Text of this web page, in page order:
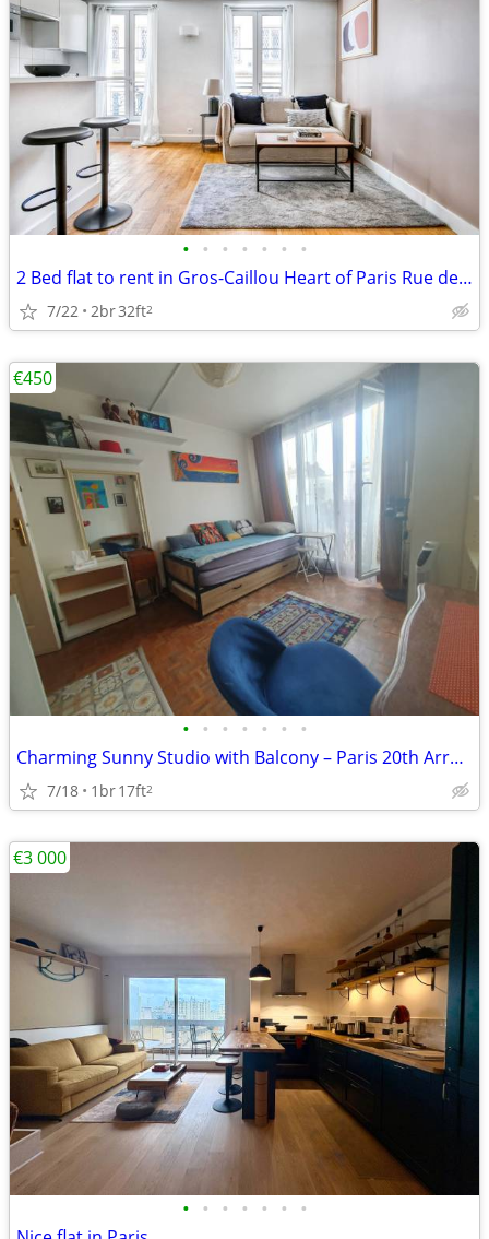
• • • • • • •
2 Bed flat to rent in Gros-Caillou Heart of Paris Rue de l Exposition
7/22 2br32ft2
• • • • • • •
Charming Sunny Studio with Balcony – Paris 20th Arrondissement
7/18 1br17ft2
€450
• • • • • • •
€3 000